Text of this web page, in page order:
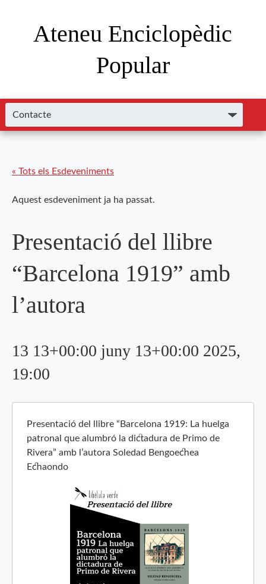
Ateneu Enciclopèdic
Popular
« Tots els Esdeveniments
Aquest esdeveniment ja ha passat.
Presentació del llibre
“Barcelona 1919” amb
l’autora
13 13+00:00 juny 13+00:00 2025,
19:00
Presentació del llibre “Barcelona 1919: La huelga
patronal que alumbró la dictadura de Primo de
Rivera” amb l’autora Soledad Bengoechea
Echaondo